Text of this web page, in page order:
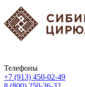
Телефоны
+7 (913) 450-02-49